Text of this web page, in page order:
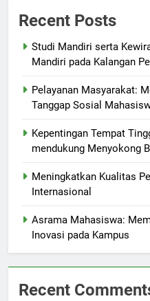
Recent Posts
Studi Mandiri serta
Mandiri pada Kalangan
Pelayanan Masyarakat:
Tanggap Sosial
Kepentingan Tempat
mendukung Menyokong
Meningkatkan Kualitas
Internasional
Asrama Mahasiswa:
Inovasi pada Kampus
Recent